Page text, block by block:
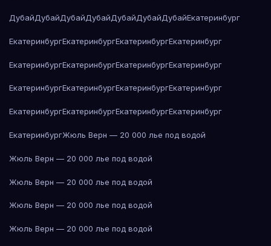
ДубайДубайДубайДубайДубайДубайДубайЕкатеринбург
ЕкатеринбургЕкатеринбургЕкатеринбургЕкатеринбург
ЕкатеринбургЕкатеринбургЕкатеринбургЕкатеринбург
ЕкатеринбургЕкатеринбургЕкатеринбургЕкатеринбург
ЕкатеринбургЕкатеринбургЕкатеринбургЕкатеринбург
ЕкатеринбургЖюль Верн — 20 000 лье под водой
Жюль Верн — 20 000 лье под водой
Жюль Верн — 20 000 лье под водой
Жюль Верн — 20 000 лье под водой
Жюль Верн — 20 000 лье под водой